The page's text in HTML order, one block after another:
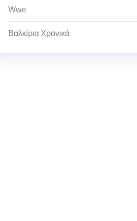
Wwe
Βαλκίρια Χρονικά